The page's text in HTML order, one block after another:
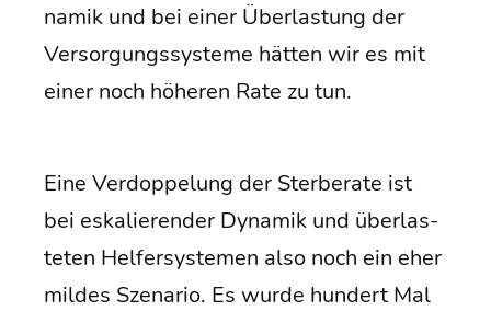
na­mik und bei einer Über­las­tung der
Ver­sor­gungs­sys­te­me hät­ten wir es mit
einer noch höhe­ren Rate zu tun.
Eine Ver­dop­pe­lung der Ster­be­ra­te ist
bei eska­lie­ren­der Dyna­mik und über­las­
te­ten Hel­fer­sys­te­men also noch ein eher
mil­des Sze­na­rio. Es wur­de hun­dert Mal